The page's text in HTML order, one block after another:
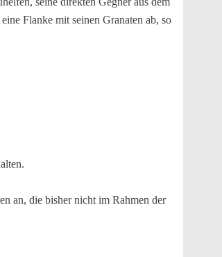
Flanke mit seinen Granaten ab, so
an, die bisher nicht im Rahmen der